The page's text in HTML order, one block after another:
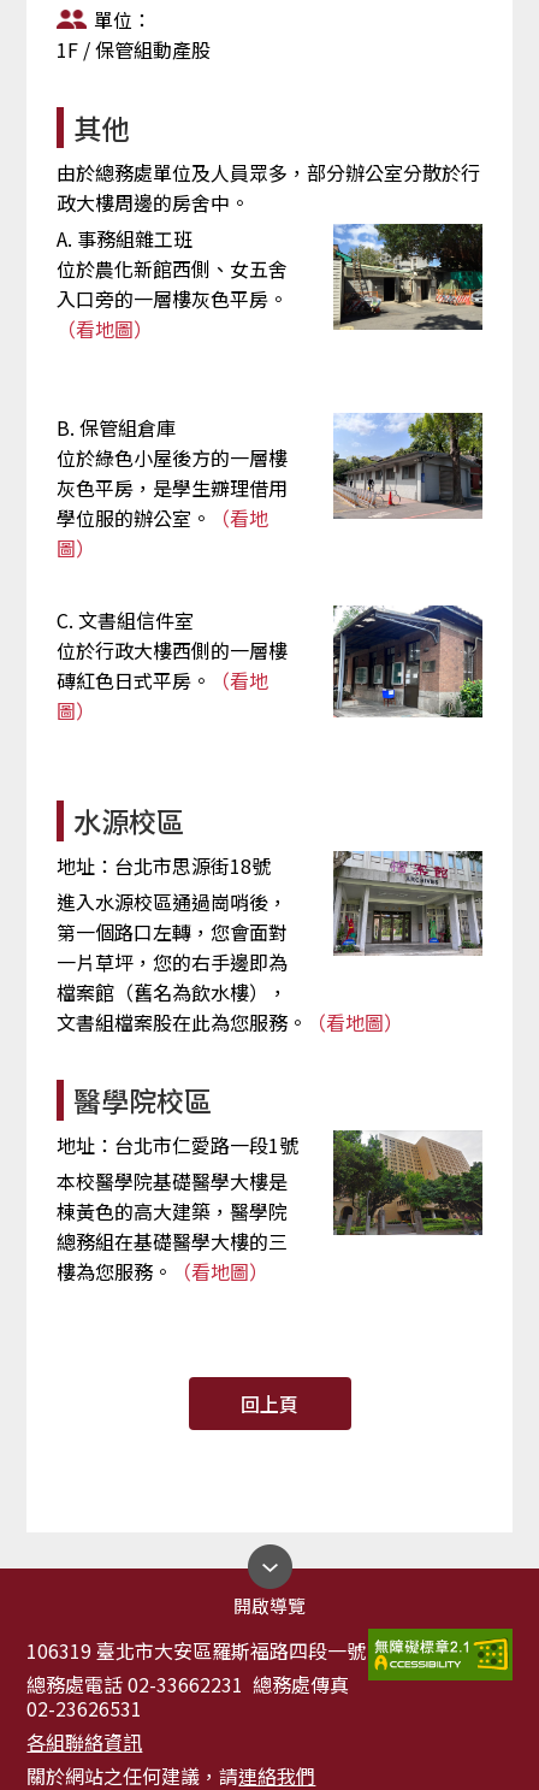
單位：
1F / 保管組動產股
其他
由於總務處單位及人員眾多，部分辦公室分散於行
政大樓周邊的房舍中。
A. 事務組雜工班
位於農化新館西側、女五舍
入口旁的一層樓灰色平房。
（看地圖）
B. 保管組倉庫
位於綠色小屋後方的一層樓
灰色平房，是學生辧理借用
學位服的辦公室。
（看地
圖）
C. 文書組信件室
位於行政大樓西側的一層樓
磚紅色日式平房。
（看地
圖）
水源校區
地址：台北市思源街18號
進入水源校區通過崗哨後，
第一個路口左轉，您會面對
一片草坪，您的右手邊即為
檔案館（舊名為飲水樓），
文書組檔案股在此為您服務。
（看地圖）
醫學院校區
地址：台北市仁愛路一段1號
本校醫學院基礎醫學大樓是
棟黃色的高大建築，醫學院
總務組在基礎醫學大樓的三
樓為您服務。
（看地圖）
回上頁
開啟導覽
106319 臺北市大安區羅斯福路四段一號
總務處電話 02-33662231 總務處傳真
02-23626531
各組聯絡資訊
關於網站之任何建議，請連絡我們